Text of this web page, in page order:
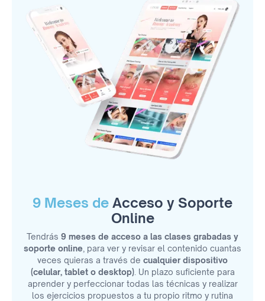
9 Meses de Acceso y Soporte
Online
Tendrás 9 meses de acceso a las clases grabadas y
soporte online , para ver y revisar el contenido cuantas
veces quieras a través de cualquier dispositivo
(celular, tablet o desktop). Un plazo suficiente para
aprender y perfeccionar todas las técnicas y realizar
los ejercicios propuestos a tu propio ritmo y rutina